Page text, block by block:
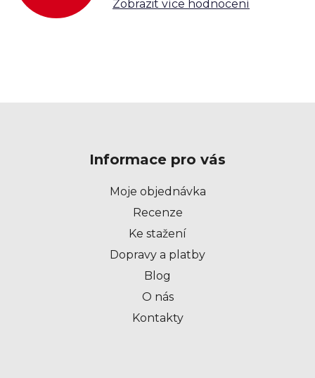
i
Zobrazit více hodnocení
Informace pro vás
Moje objednávka
Recenze
Ke stažení
Dopravy a platby
Blog
O nás
Kontakty